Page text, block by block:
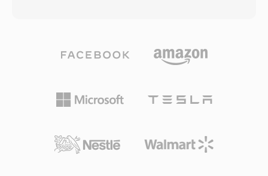
RealAudio&#039;ya güveniyordu. Kalıcı teknik
katkısı, daha sonra HLS ve DASH gibi
konseptiydi. Modern kodekler tarafından
radyosundan geniş RA içerik arşivleri hâlâ
mevcuttur ve güncel cihazlarda oynatım için
üretmesini sağlamıştır; ayrı uzantı işe normal
görünmesini ve tam tersini engeller. M4R
oluşturmak, kısa bir ses klibini AAC olarak
dosyayı yeniden adlandırmayı içerir. iTunes